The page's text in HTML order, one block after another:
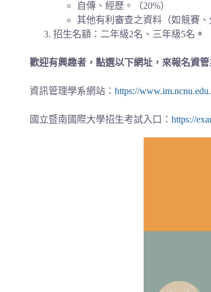
自傳、經歷。（20%）
其他有利審查之資料（如競賽
招生名額：二年級2名、三年級5名 。
歡迎有興趣者，點選以下網址，來報名資管
資訊管理學系網站： https://
國立暨南國際大學招生考試入口： https://